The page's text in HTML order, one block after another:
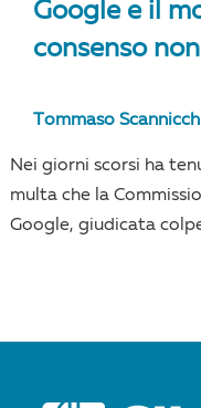
Google e il
consenso
Tommaso
Nei giorni scorsi ha
multa che la
Google, giudicata